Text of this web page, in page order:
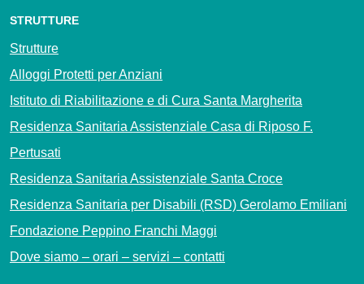
STRUTTURE
Strutture
Alloggi Protetti per Anziani
Istituto di Riabilitazione e di Cura Santa Margherita
Residenza Sanitaria Assistenziale Casa di Riposo F.
Pertusati
Residenza Sanitaria Assistenziale Santa Croce
Residenza Sanitaria per Disabili (RSD) Gerolamo Emiliani
Fondazione Peppino Franchi Maggi
Dove siamo – orari – servizi – contatti